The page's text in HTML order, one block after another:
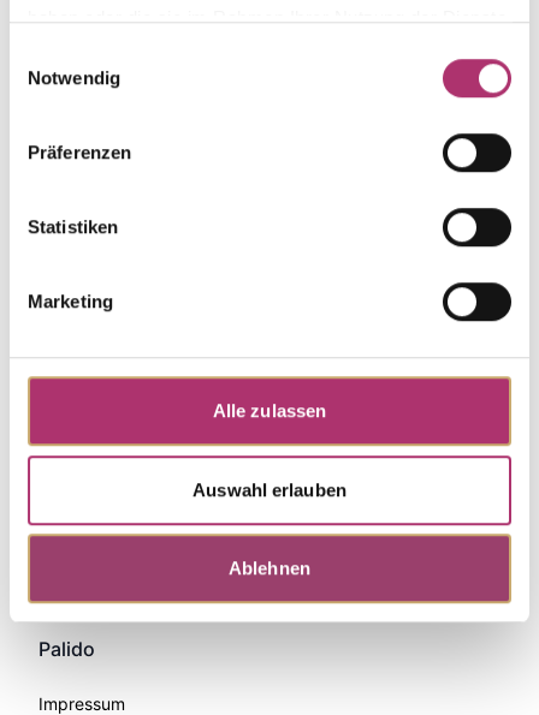
haben oder die sie im Rahmen Ihrer Nutzung der Dienste
Notwendig
Präferenzen
Statistiken
Marketing
Alle zulassen
Auswahl erlauben
Ablehnen
Weitere Stücke aus dieser Kollektion entdecken.
Palido
Impressum